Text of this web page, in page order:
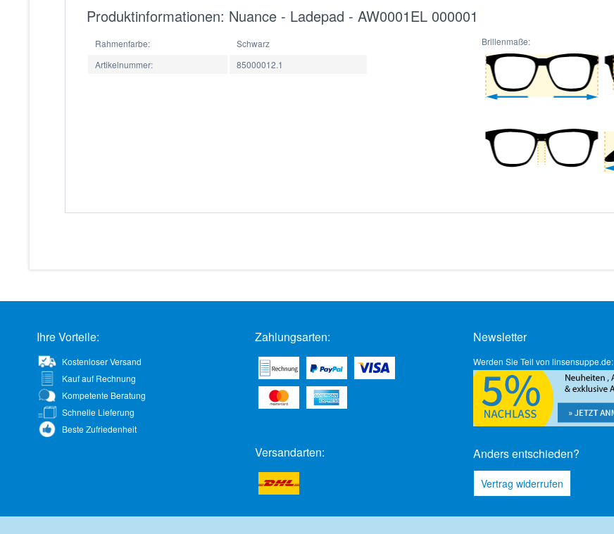
Produktinformationen: Nuance - Ladepad - AW0001EL 000001
Rahmenfarbe:
Schwarz
Artikelnummer:
85000012.1
Brillenmaße:
Ihre Vorteile:
Kostenloser Versand
Kauf auf Rechnung
Kompetente Beratung
Schnelle Lieferung
Beste Zufriedenheit
Zahlungsarten:
Versandarten:
Newsletter
Werden Sie Teil von linsensuppe.de:
Anders entschieden?
Vertrag widerrufen